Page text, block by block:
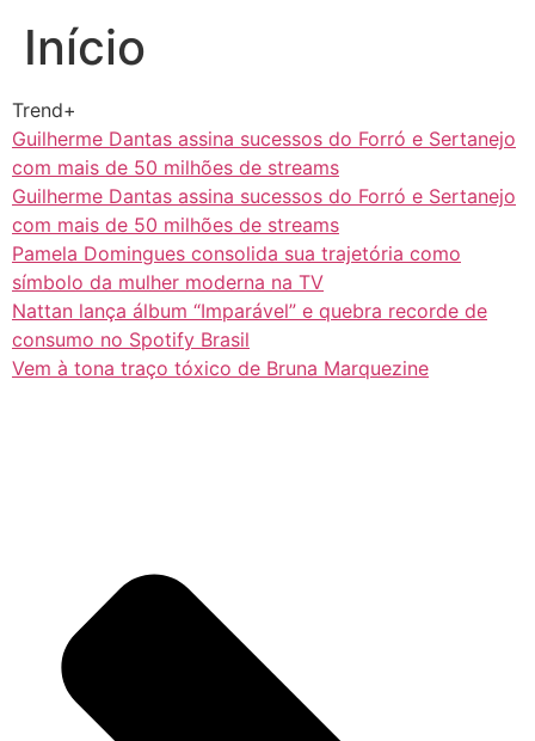
Início
Trend+
Guilherme Dantas assina sucessos do Forró e Sertanejo
com mais de 50 milhões de streams
Guilherme Dantas assina sucessos do Forró e Sertanejo
com mais de 50 milhões de streams
Pamela Domingues consolida sua trajetória como
símbolo da mulher moderna na TV
Nattan lança álbum “Imparável” e quebra recorde de
consumo no Spotify Brasil
Vem à tona traço tóxico de Bruna Marquezine